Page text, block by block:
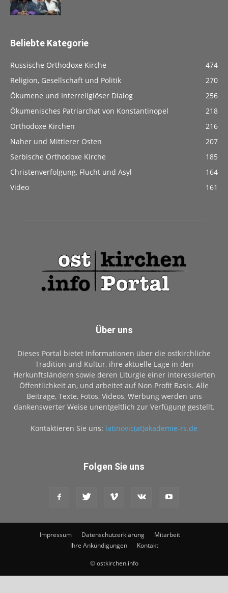
Beliebte Kategorie
Russische Orthodoxe Kirche
474
Religion, Gesellschaft und Politik
270
Ökumene und Interreligiöser Dialog
256
Ökumenisches Patriarchat von Konstantinopel
218
Orthodoxe Kirchen
216
Naher und Mittlerer Osten
207
Serbische Orthodoxe Kirche
185
Christenverfolgung, Flucht und Asyl
164
Video
161
Über uns
Dieses Portal bietet Informationen über die ostkirchliche
Tradition und Kultur, ihre aktuelle Lage in den
Herkunftsländern sowie deren Liturgie einer interessierten
Öffentlichkeit an, und arbeitet auf Non Profit Basis. Alle
Beiträge, Texte, Fotos, Videos, Werbung werden uns
dankenswerter Weise unentgeltlich zur Verfügung gestellt.
Kontaktieren Sie uns: latinovic(at)akademie-rs.de
Folgen Sie uns
Impressum Datenschutzerklärung
Mitarbeit
Ihre Ankündigungen
Kontakt
© ostkirchen.info